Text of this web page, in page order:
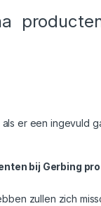
er een ingevuld
bij Gerbing
zullen zich